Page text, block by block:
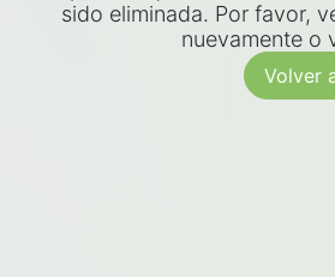
sido eliminada. Por favor,
nuevamente o
Volver